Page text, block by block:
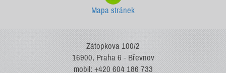
Mapa stránek
Zátopkova 100/2
16900, Praha 6 - Břevnov
mobil: +420 604 186 733